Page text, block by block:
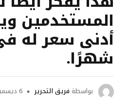
المستخدمين
شهرًا.
بواسطة فريق التحرير 6 ديسمبر, 2025